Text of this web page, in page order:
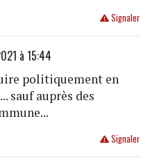
Signaler
à 15:44
politiquement en
sauf auprès des
Signaler